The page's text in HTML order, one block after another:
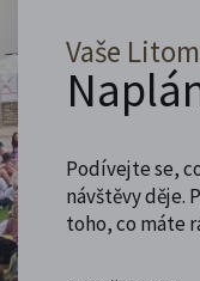
Vaše
Podívejte se,
návštěvy děje.
toho, co máte